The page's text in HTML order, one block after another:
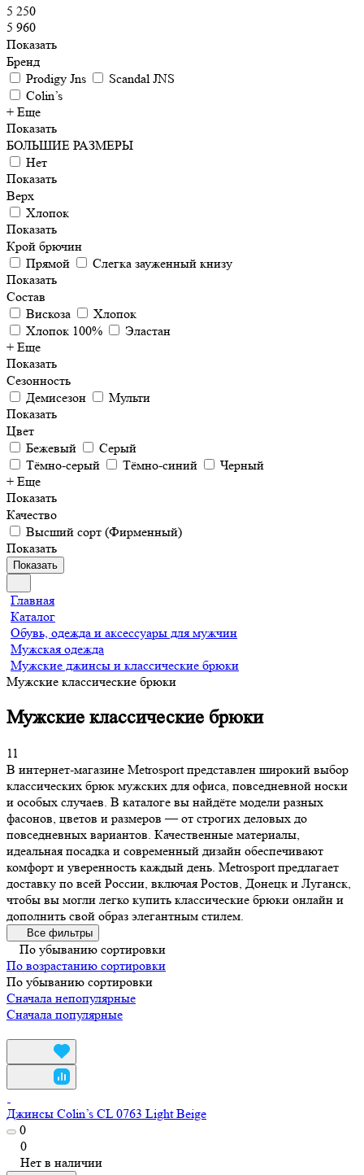
5 250
5 960
Показать
Бренд
Prodigy Jns
Scandal JNS
Colin’s
+ Еще
Показать
БОЛЬШИЕ РАЗМЕРЫ
Нет
Показать
Верх
Хлопок
Показать
Крой брючин
Прямой
Слегка зауженный книзу
Показать
Состав
Вискоза
Хлопок
Хлопок 100%
Эластан
+ Еще
Показать
Сезонность
Демисезон
Мульти
Показать
Цвет
Бежевый
Серый
Тёмно-серый
Тёмно-синий
Черный
+ Еще
Показать
Качество
Высший сорт (Фирменный)
Показать
Показать
Главная
Каталог
Обувь, одежда и аксессуары для мужчин
Мужская одежда
Мужские джинсы и классические брюки
Мужские классические брюки
Мужские классические брюки
11
В интернет-магазине Metrosport представлен широкий выбор
классических брюк мужских для офиса, повседневной носки
и особых случаев. В каталоге вы найдёте модели разных
фасонов, цветов и размеров — от строгих деловых до
повседневных вариантов. Качественные материалы,
идеальная посадка и современный дизайн обеспечивают
комфорт и уверенность каждый день. Metrosport предлагает
доставку по всей России, включая Ростов, Донецк и Луганск,
чтобы вы могли легко купить классические брюки онлайн и
дополнить свой образ элегантным стилем.
Все фильтры
По убыванию сортировки
По возрастанию сортировки
По убыванию сортировки
Сначала непопулярные
Сначала популярные
Джинсы Colin’s CL 0763 Light Beige
0
0
Нет в наличии